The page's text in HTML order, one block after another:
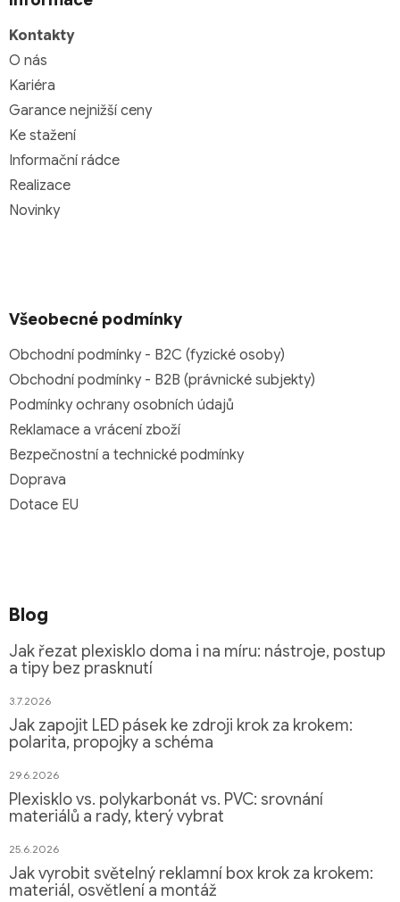
Kontakty
O nás
Kariéra
Garance nejnižší ceny
Ke stažení
Informační rádce
Realizace
Novinky
Všeobecné podmínky
Obchodní podmínky - B2C (fyzické osoby)
Obchodní podmínky - B2B (právnické subjekty)
Podmínky ochrany osobních údajů
Reklamace a vrácení zboží
Bezpečnostní a technické podmínky
Doprava
Dotace EU
Blog
Jak řezat plexisklo doma i na míru: nástroje, postup
a tipy bez prasknutí
3.7.2026
Jak zapojit LED pásek ke zdroji krok za krokem:
polarita, propojky a schéma
29.6.2026
Plexisklo vs. polykarbonát vs. PVC: srovnání
materiálů a rady, který vybrat
25.6.2026
Jak vyrobit světelný reklamní box krok za krokem:
materiál, osvětlení a montáž